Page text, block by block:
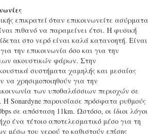
επικρατεί όταν επικοινωνείτε ασύρματα
πιθανό να παραμείνει έτσι. Η φυσική
στο νερό είναι καλά κατανοητή. Είναι
την επικοινωνία όσο και για την
ακουστικών φάρων. Στην
συστήματα χαμηλής και μεσαίας
να χρησιμοποιηθούν για την
των υποθαλάσσιων περιοχών σε
Η Sonardyne παρουσίασε πρόσφατα ρυθμούς
σε απόσταση 11km. Ωστόσο, οι ίδιοι λόγοι
ένα τέτοιο αποτελεσματικό μέσο για τη
μέσω του νερού το καθιστούν επίσης